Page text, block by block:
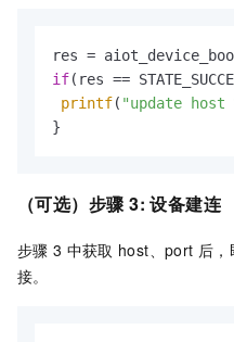
if(res ==
printf( "update host
}
（可选）步骤 3: 设备建连
步骤 3 中获取 host、port 后
接。